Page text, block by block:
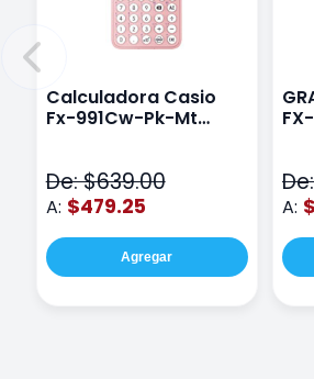
Calculadora Casio
Fx-991Cw-Pk-Mt
De: $639.00
A: $479.25
Agregar
A: